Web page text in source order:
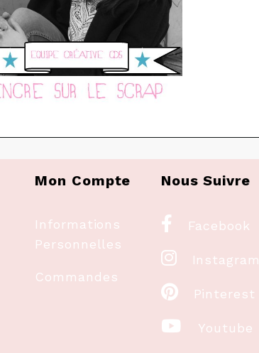
Mon Compte
Informations
Personnelles
Commandes
Nous Suivre
 Facebook
 Instagram
 Pinterest
 Youtube